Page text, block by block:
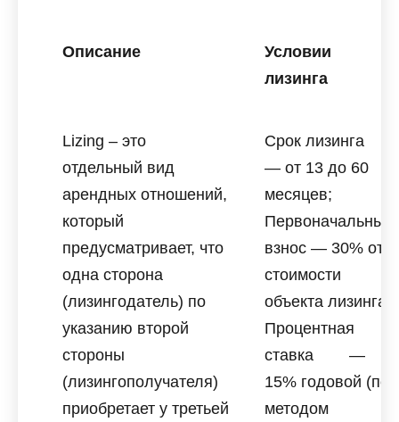
Описание
Условии
лизинга
Lizing – это
отдельный вид
арендных отношений,
который
предусматривает, что
одна сторона
(лизингодатель) по
указанию второй
стороны
(лизингополучателя)
приобретает у третьей
Срок лизинга
— от 13 до 60
месяцев;
Первоначальный
взнос — 30% от
стоимости
объекта лизинга;
Процентная
ставка —
15% годовой (по
методом